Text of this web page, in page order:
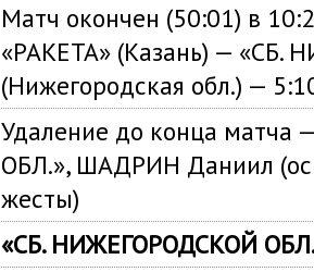
Матч окончен (50:01) в
«РАКЕТА» (Казань) —
(Нижегородская обл.) —
Удаление до конца
ОБЛ.», ШАДРИН Даниил
жесты)
«СБ. НИЖЕГОРОДСКОЙ